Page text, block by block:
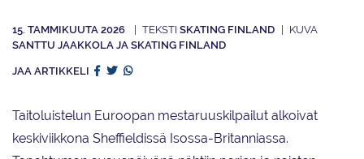
15. TAMMIKUUTA 2026
SKATING FINLAND
SANTTU JAAKKOLA JA SKATING FINLAND
JAA ARTIKKELI
Taitoluistelun Euroopan mestaruuskilpailut alkoivat
keskiviikkona Sheffieldissä Isossa-Britanniassa.